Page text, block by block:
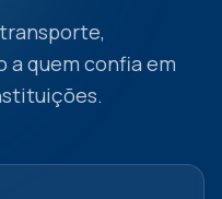
quem confia em